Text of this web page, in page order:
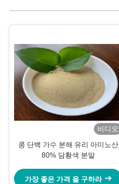
비디오
콩 단백 가수 분해 유리 아미노산
80% 담황색 분말
가장 좋은 가격 을 구하라